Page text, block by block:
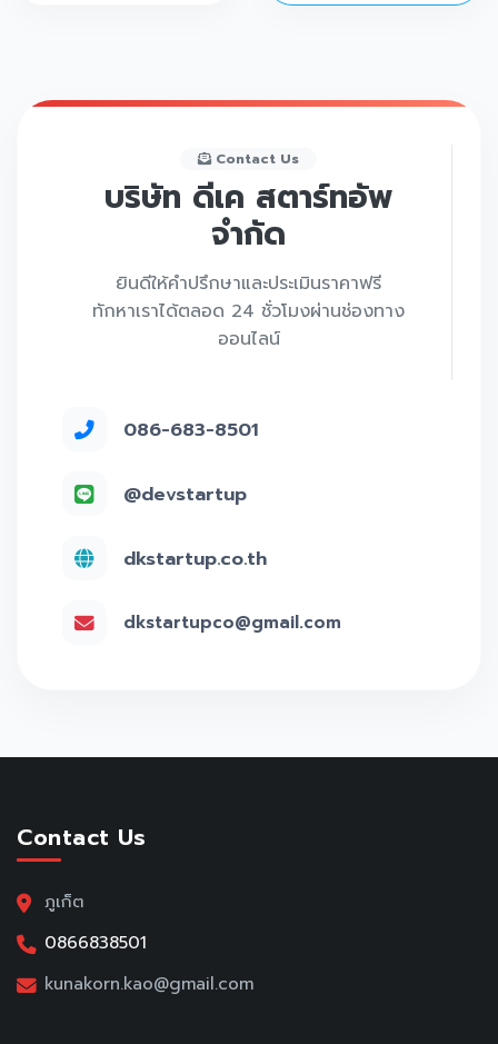
Contact Us
บริษัท ดีเค สตาร์ทอัพ
จำกัด
ยินดีให้คำปรึกษาและประเมินราคาฟรี
ทักหาเราได้ตลอด 24 ชั่วโมงผ่านช่องทาง
ออนไลน์
086-683-8501
@devstartup
dkstartup.co.th
dkstartupco@gmail.com
Contact Us
ภูเก็ต
0866838501
kunakorn.kao@gmail.com